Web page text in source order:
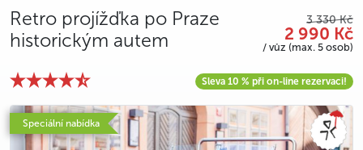
Retro projížďka po Praze
historickým autem
3 330 Kč
2 990 Kč
/ vůz (max. 5 osob)
Sleva 10 % při on-line rezervaci!
Speciální nabídka
photo 5
photo 6
photo 7
photo 8
photo 9
photo 10
photo 11
photo 12